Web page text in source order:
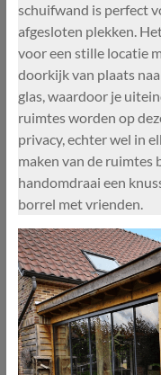
schuifwand is perfect
afgesloten plekken.
voor een stille locatie
doorkijk van plaats
glas, waardoor je
ruimtes worden op
privacy, echter wel in
maken van de ruimtes
handomdraai een
borrel met vrienden.